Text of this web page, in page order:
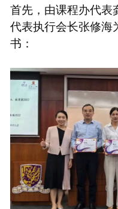
首先，由课程办代表
代表执行会长张修海
书：